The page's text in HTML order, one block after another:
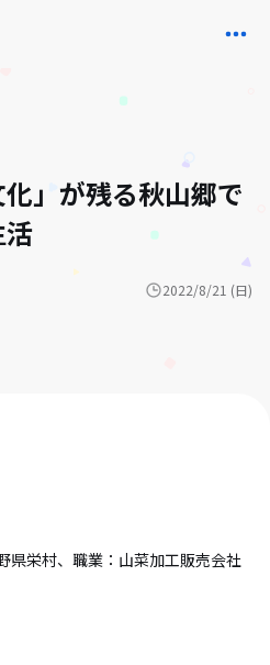
」が残る秋山郷で
2022/8/21 (日)
県栄村、職業：山菜加工販売会社